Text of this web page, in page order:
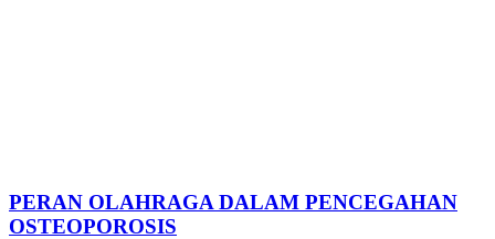
PERAN OLAHRAGA DALAM PENCEGAHAN
OSTEOPOROSIS